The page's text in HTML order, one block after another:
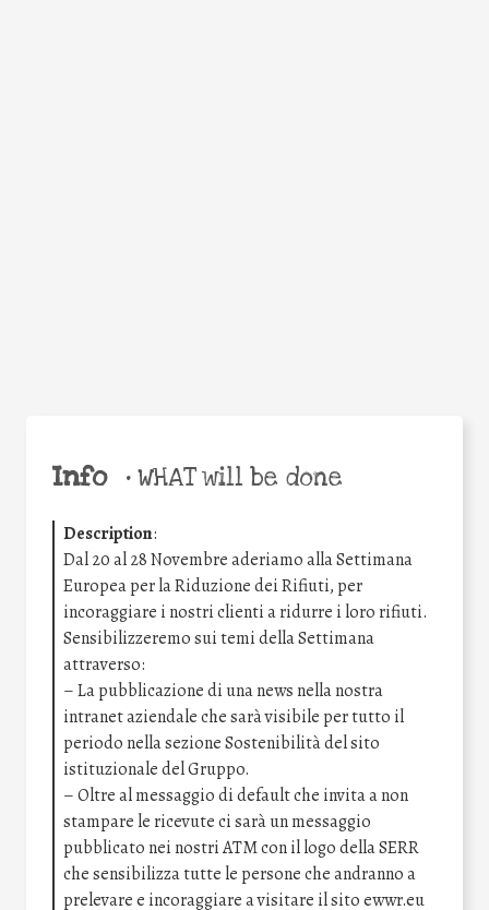
Info •WHAT will be done
Description:
Dal 20 al 28 Novembre aderiamo alla Settimana
Europea per la Riduzione dei Rifiuti, per
incoraggiare i nostri clienti a ridurre i loro rifiuti.
Sensibilizzeremo sui temi della Settimana
attraverso:
– La pubblicazione di una news nella nostra
intranet aziendale che sarà visibile per tutto il
periodo nella sezione Sostenibilità del sito
istituzionale del Gruppo.
– Oltre al messaggio di default che invita a non
stampare le ricevute ci sarà un messaggio
pubblicato nei nostri ATM con il logo della SERR
che sensibilizza tutte le persone che andranno a
prelevare e incoraggiare a visitare il sito ewwr.eu